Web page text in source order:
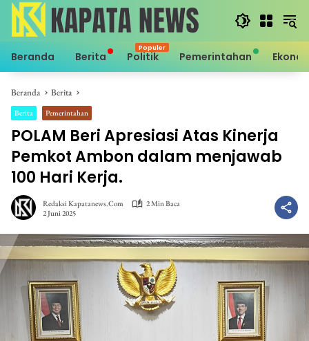
Langsung
konten
Beranda Berita Politik Pemerintahan
Beranda Berita
Berita Pemerintahan
POLAM Beri Apresiasi Atas Kinerja
Pemkot Ambon dalam menjawab
100 Hari Kerja.
Redaksi Kapatanews.com
2 Min Baca
2 Juni 2025